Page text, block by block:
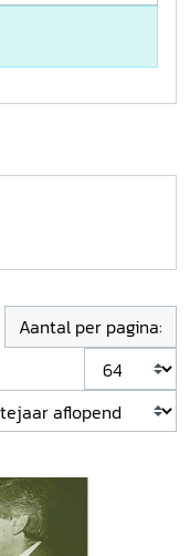
Aantal per pagina: